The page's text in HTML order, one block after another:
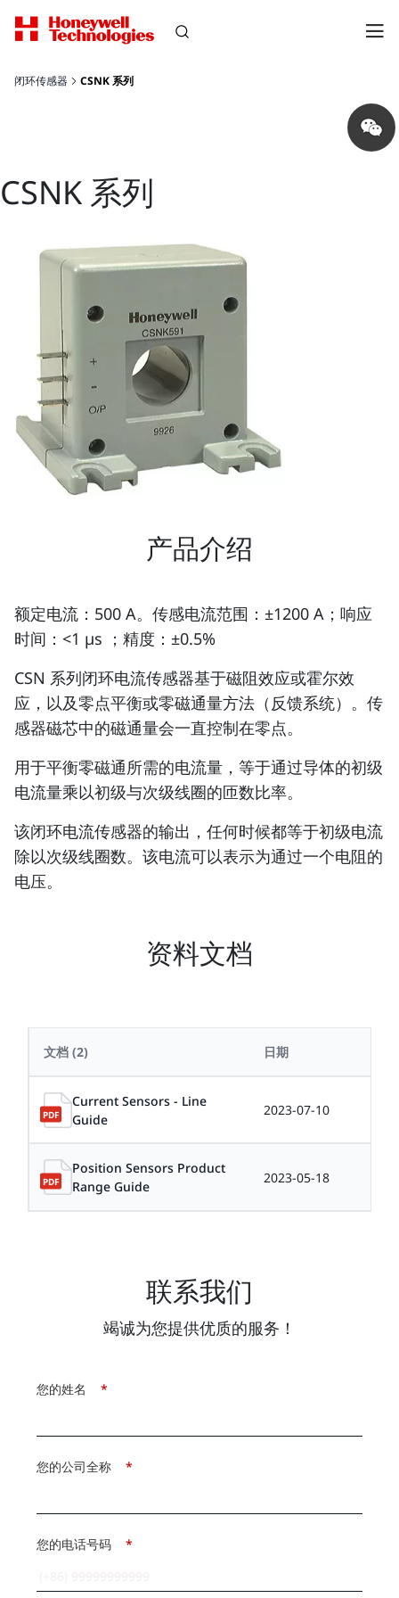
闭环传感器 CSNK 系列
Share
on
wechat
CSNK 系列
产品介绍
额定电流：500 A。传感电流范围：±1200 A；响应
时间：<1 µs ；精度：±0.5%
CSN 系列闭环电流传感器基于磁阻效应或霍尔效
应，以及零点平衡或零磁通量方法（反馈系统）。传
感器磁芯中的磁通量会一直控制在零点。
用于平衡零磁通所需的电流量，等于通过导体的初级
电流量乘以初级与次级线圈的匝数比率。
该闭环电流传感器的输出，任何时候都等于初级电流
除以次级线圈数。该电流可以表示为通过一个电阻的
电压。
资料文档
文档 (2) 日期
Current Sensors - Line
Guide
2023-07-10
Position Sensors Product
Range Guide
2023-05-18
联系我们
竭诚为您提供优质的服务！
*
您的姓名
*
您的公司全称
*
您的电话号码